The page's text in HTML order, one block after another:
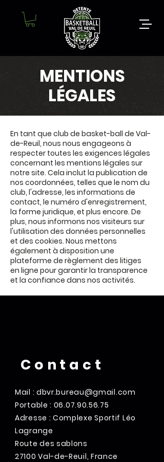
MENTIONS
LÉGALES
En tant que club de basket-ball de Val-
de-Reuil, nous nous engageons à
respecter toutes les exigences légales
concernant les mentions légales sur
notre site. Cela inclut la publication de
nos coordonnées, telles que le nom du
club, l'adresse, les informations de
contact, le numéro d'enregistrement,
la forme juridique, et plus encore. De
plus, nous informons nos visiteurs sur
l'utilisation des données personnelles
et des cookies. Nous mettons
également à disposition une
plateforme de règlement des litiges
en ligne pour garantir la transparence
et la confiance dans nos activités.
Contact
Mail : dbvr.bureau@gmail.com
Portable : 06.07.90.56.75
Adresse : Complexe Sportif Léo
Lagrange
Route des sablons
27100 Val-de-Reuil, France